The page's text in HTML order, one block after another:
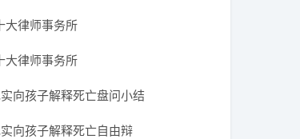
大律师事务所
大律师事务所
向孩子解释死亡盘问小结
向孩子解释死亡自由辩